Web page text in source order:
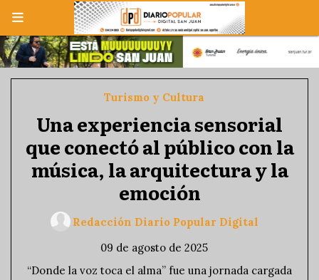
Una experiencia sensorial
que conectó al público con la
música, la arquitectura y la
emoción
“Donde la voz toca el alma” fue una jornada cargada
Turismo y Cultura
09 de agosto de 2025
Redacción Diario Popular Digital